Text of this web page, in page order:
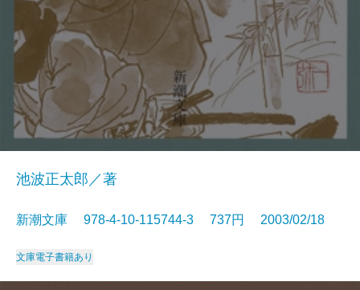
池波正太郎／著
新潮文庫 978-4-10-115744-3 737円 2003/02/18
文庫電子書籍あり